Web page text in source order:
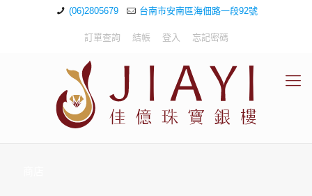
(06)2805679 台南市安南區海佃路一段92號
訂單查詢 結帳 登入 忘記密碼